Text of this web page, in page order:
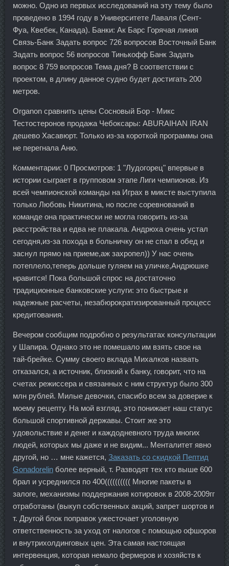
можно. Одно из первых исследований на эту тему было
проведено в 1994 году в Университете Лаваля (Сент-
Фуа, Квебек, Канада). Банки: Ак Барс Горячая линия
Связь-Банк Задать вопрос 726 вопросов Восточный Банк
Задать вопрос 56 вопросов Тинькофф Банк Задать
вопрос 8 759 вопросов Тема дня? В соответствии с
проектом, в длину данное судно будет достигать 200
метров.
Organon сравнить цены Сосновый Бор - Микс
Тестостеронов продажа Чебоксары: ABURAIHAN IRAN
дешево Хасавюрт. Только из-за короткой программы она
не перегнала Аню.
Комментарии: 0 Просмотров: 1 "Лудогорец" впервые в
истории сыграет в групповом этапе Лиги чемпионов. Из
всей чемпионской команды на Играх в миксте выступила
только Любовь Никитина, но после соревнований в
команде она практически не могла говорить из-за
расстройства и едва не плакала. Андрюха очень устал
сегодня,из-за похода в больничку он не спал в обед и
заснул прямо на приеме,аж захропел)) У нас очень
потеплело,теперь дольше гуляем на уличке,Андрюшке
нравится! Пока большой спрос на достаточно
традиционные банковские услуги: это быстрые и
надежные расчеты, незабюрократизированный процесс
кредитования.
Вечером сообщим подробно о результатах консультации
у Шапира. Однако это не помешало им взять свое на
тай-брейке. Сумму своего вклада Михалков назвать
отказался, а источник, близкий к банку, говорит, что на
счетах режиссера и связанных с ним структур было 300
млн рублей. Милые девочки, спасибо всем за доверие к
моему рецепту. На мой взгляд, это понижает наш статус
большой спортивной державы. Стоит же это
удовольствие и денег и каждодневного труда многих
людей, которых мы даже и не видим... Менталитет явно
другой, но … мне кажется, Заказать со скидкой Пептид
Gonadorelin более верный, т. Разводят тех кто выше 600
брал и усреднился по 400(((((((((( Многие пакеты в
залоге, механизмы поддержания котировок в 2008-2009гг
отработаны (выкуп собственных акций, запрет шортов и
т. Другой блок поправок ужесточает уголовную
ответственность за уход от налогов с помощью офшоров
и внутрихолдинговых цен. Эта самая настоящая
интервенция, которая немало фермеров и хозяйств к